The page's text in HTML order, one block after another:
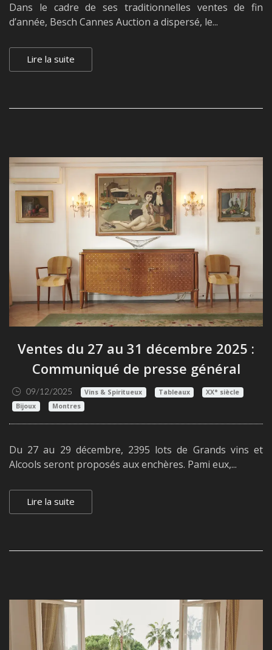
Dans le cadre de ses traditionnelles ventes de fin
d’année, Besch Cannes Auction a dispersé, le...
Lire la suite
Ventes du 27 au 31 décembre 2025 :
Communiqué de presse général
09/12/2025 Vins & Spiritueux Tableaux
XX° siècle
Bijoux
Montres
Du 27 au 29 décembre, 2395 lots de Grands vins et
Alcools seront proposés aux enchères. Pami eux,...
Lire la suite